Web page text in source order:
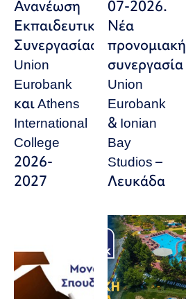
Ανανέωση
Εκπαιδευτικής
Συνεργασίας
Union
Eurobank
και Athens
International
College
2026-
2027
07-2026.
Νέα
προνομιακή
συνεργασία
Union
Eurobank
& Ionian
Bay
Studios –
Λευκάδα